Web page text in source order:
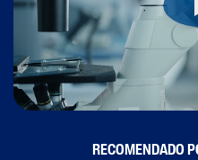
RECOMENDADO